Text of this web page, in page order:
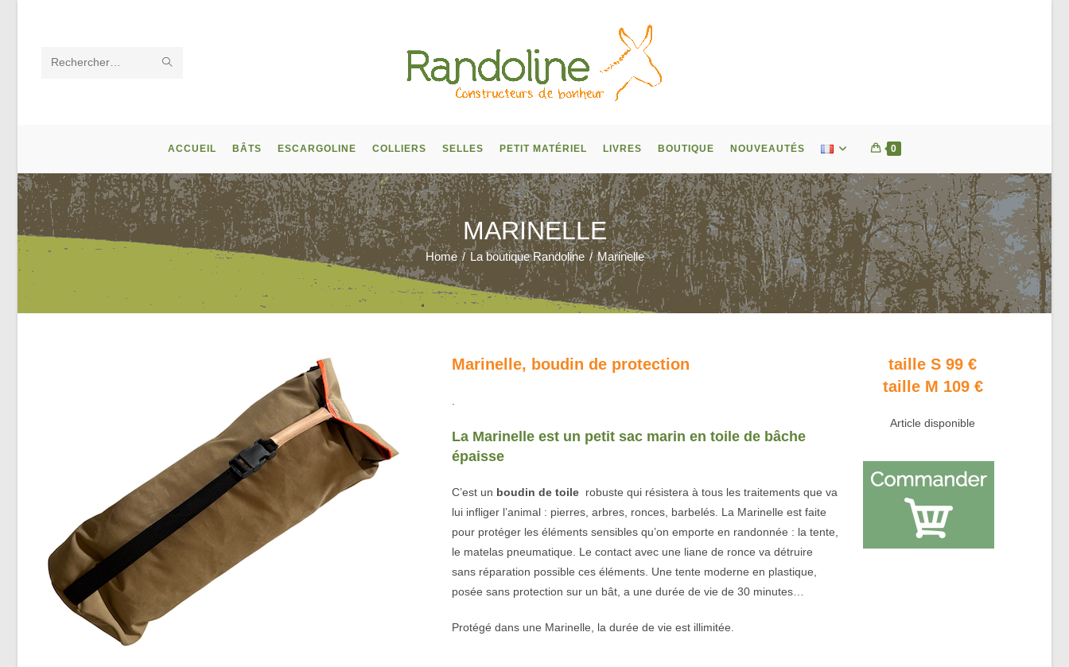
Rechercher
ACCUEIL BÂTS ESCARGOLINE COLLIERS SELLES PETIT MATÉRIEL LIVRES BOUTIQUE NOUVEAUTÉS 0
MARINELLE
Home / La boutique Randoline / Marinelle
Marinelle, boudin de protection
La Marinelle est un petit sac marin en toile de bâche
épaisse
C’est un boudin de toile robuste qui résistera à tous les traitements que va
lui infliger l’animal : pierres, arbres, ronces, barbelés. La Marinelle est faite
pour protéger les éléments sensibles qu’on emporte en randonnée : la tente,
le matelas pneumatique. Le contact avec une liane de ronce va détruire
sans réparation possible ces éléments. Une tente moderne en plastique,
posée sans protection sur un bât, a une durée de vie de 30 minutes…
Protégé dans une Marinelle, la durée de vie est illimitée.
taille S 99 €
taille M 109 €
Article disponible